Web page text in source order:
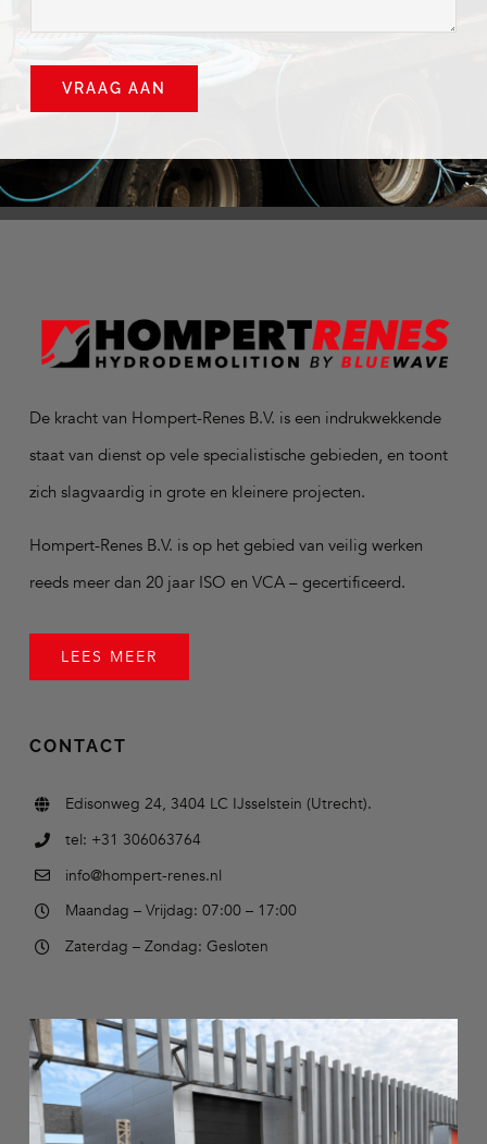
VRAAG AAN
De kracht van Hompert-Renes B.V. is een indrukwekkende
staat van dienst op vele specialistische gebieden, en toont
zich slagvaardig in grote en kleinere projecten.
Hompert-Renes B.V. is op het gebied van veilig werken
reeds meer dan 20 jaar ISO en VCA – gecertificeerd.
LEES MEER
CONTACT
Edisonweg 24, 3404 LC IJsselstein (Utrecht).
tel: +31 306063764
info@hompert-renes.nl
Maandag – Vrijdag: 07:00 – 17:00
Zaterdag – Zondag: Gesloten